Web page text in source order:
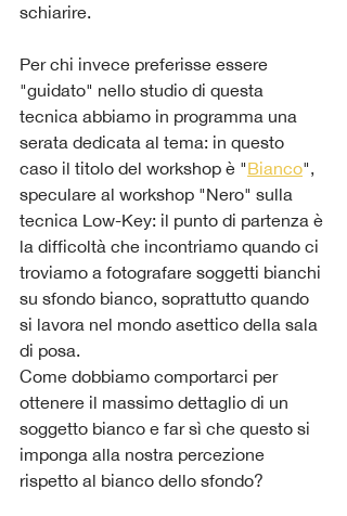
schiarire.
Per chi invece preferisse essere
"guidato" nello studio di questa
tecnica abbiamo in programma una
serata dedicata al tema: in questo
caso il titolo del workshop è "Bianco",
speculare al workshop "Nero" sulla
tecnica Low-Key: il punto di partenza è
la difficoltà che incontriamo quando ci
troviamo a fotografare soggetti bianchi
su sfondo bianco, soprattutto quando
si lavora nel mondo asettico della sala
di posa.
Come dobbiamo comportarci per
ottenere il massimo dettaglio di un
soggetto bianco e far sì che questo si
imponga alla nostra percezione
rispetto al bianco dello sfondo?